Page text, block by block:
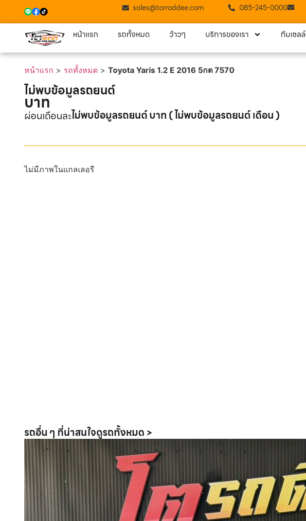
sales@torroddee.com 085-245-0000
หน้าแรก รถทั้งหมด ว้าวๆ บริการของเรา ทีมเซลล์
หน้าแรก > รถทั้งหมด > Toyota Yaris 1.2 E 2016 5กต 7570
ไม่พบข้อมูลรถยนต์
บาท
ผ่อนเดือนละไม่พบข้อมูลรถยนต์ บาท ( ไม่พบข้อมูลรถยนต์ เดือน )
ไม่มีภาพในแกลเลอรี
รถอื่น ๆ ที่น่าสนใจดูรถทั้งหมด >